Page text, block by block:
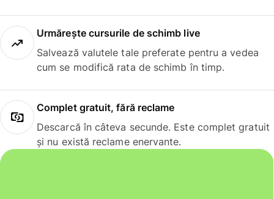
Urmărește cursurile de schimb live
Salvează valutele tale preferate pentru a vedea
cum se modifică rata de schimb în timp.
Complet gratuit, fără reclame
Descarcă în câteva secunde. Este complet gratuit
și nu există reclame enervante.